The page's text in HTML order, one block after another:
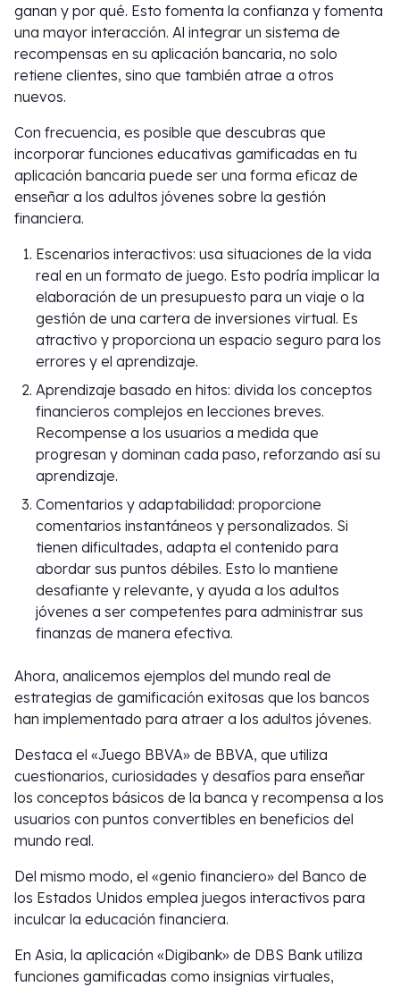
ganan y por qué. Esto fomenta la confianza y fomenta
una mayor interacción. Al integrar un sistema de
recompensas en su aplicación bancaria, no solo
retiene clientes, sino que también atrae a otros
nuevos.
Con frecuencia, es posible que descubras que
incorporar funciones educativas gamificadas en tu
aplicación bancaria puede ser una forma eficaz de
enseñar a los adultos jóvenes sobre la gestión
financiera.
Escenarios interactivos: usa situaciones de la vida
real en un formato de juego. Esto podría implicar la
elaboración de un presupuesto para un viaje o la
gestión de una cartera de inversiones virtual. Es
atractivo y proporciona un espacio seguro para los
errores y el aprendizaje.
Aprendizaje basado en hitos: divida los conceptos
financieros complejos en lecciones breves.
Recompense a los usuarios a medida que
progresan y dominan cada paso, reforzando así su
aprendizaje.
Comentarios y adaptabilidad: proporcione
comentarios instantáneos y personalizados. Si
tienen dificultades, adapta el contenido para
abordar sus puntos débiles. Esto lo mantiene
desafiante y relevante, y ayuda a los adultos
jóvenes a ser competentes para administrar sus
finanzas de manera efectiva.
Ahora, analicemos ejemplos del mundo real de
estrategias de gamificación exitosas que los bancos
han implementado para atraer a los adultos jóvenes.
Destaca el «Juego BBVA» de BBVA, que utiliza
cuestionarios, curiosidades y desafíos para enseñar
los conceptos básicos de la banca y recompensa a los
usuarios con puntos convertibles en beneficios del
mundo real.
Del mismo modo, el «genio financiero» del Banco de
los Estados Unidos emplea juegos interactivos para
inculcar la educación financiera.
En Asia, la aplicación «Digibank» de DBS Bank utiliza
funciones gamificadas como insignias virtuales,